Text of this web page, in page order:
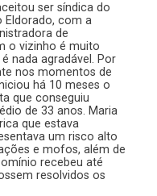
ser síndica do
Eldorado, com a
de
o vizinho é muito
nada agradável. Por
nos momentos de
há 10 meses o
que conseguiu
de 33 anos. Maria
que estava
um risco alto
e mofos, além de
recebeu até
resolvidos os